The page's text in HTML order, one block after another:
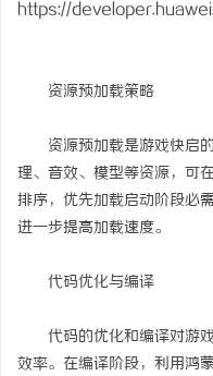
https://
资源预加载策略
资源预加载是游戏快启的
理、音效、模型等资源，可
排序，优先加载启动阶段必
进一步提高加载速度。
代码优化与编译
代码的优化和编译对游戏
效率。在编译阶段，利用鸿